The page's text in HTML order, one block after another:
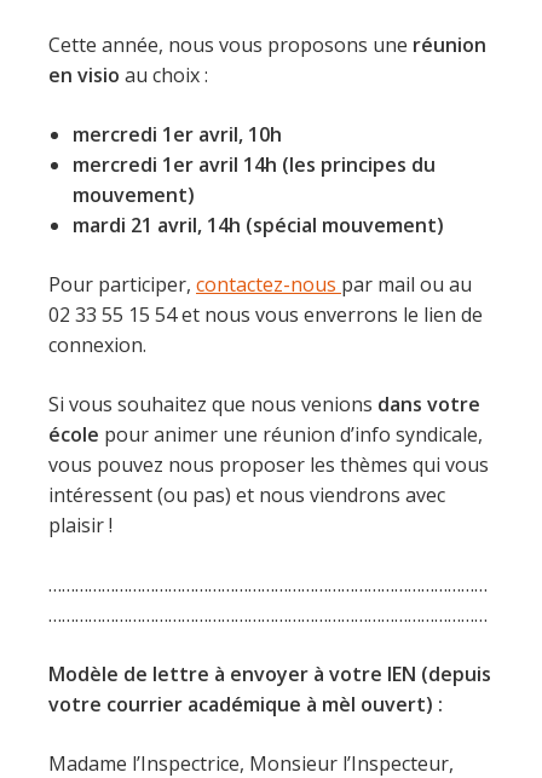
Cette année, nous vous proposons une réunion
en visio au choix :
mercredi 1er avril, 10h
mercredi 1er avril 14h (les principes du
mouvement)
mardi 21 avril, 14h (spécial mouvement)
Pour participer, contactez-nous par mail ou au
02 33 55 15 54 et nous vous enverrons le lien de
connexion.
Si vous souhaitez que nous venions dans votre
école pour animer une réunion d’info syndicale,
vous pouvez nous proposer les thèmes qui vous
intéressent (ou pas) et nous viendrons avec
plaisir !
………………………………………………………………………………………
………………………………………………………………………………………
Modèle de lettre à envoyer à votre IEN (depuis
votre courrier académique à mèl ouvert) :
Madame l’Inspectrice, Monsieur l’Inspecteur,